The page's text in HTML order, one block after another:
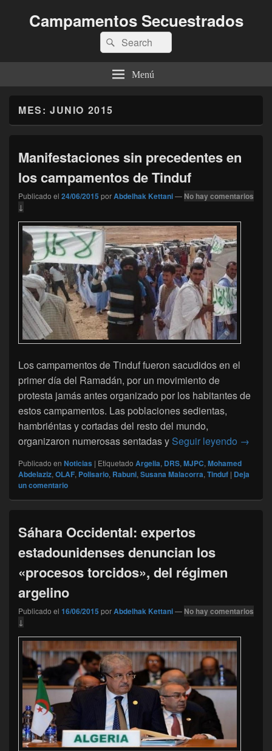
Campamentos Secuestrados
Buscar
por:
Buscar
Menú
MES: JUNIO 2015
Manifestaciones sin precedentes en
los campamentos de Tinduf
Publicado el 24/06/2015 porAbdelhak Kettani— No hay comentarios
↓
Los campamentos de Tinduf fueron sacudidos en el
primer día del Ramadán, por un movimiento de
protesta jamás antes organizado por los habitantes de
estos campamentos. Las poblaciones sedientas,
hambriéntas y cortadas del resto del mundo,
organizaron numerosas sentadas y Seguir leyendo →
Publicado en Noticias | Etiquetado Argelia, DRS, MJPC, Mohamed
Abdelaziz, OLAF, Polisario, Rabuni, Susana Malacorra, Tinduf | Deja
un comentario
Sáhara Occidental: expertos
estadounidenses denuncian los
«procesos torcidos», del régimen
argelino
Publicado el 16/06/2015 porAbdelhak Kettani— No hay comentarios
↓